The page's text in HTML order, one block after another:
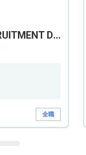
THE REPULSE BAY RECRUITMENT DAY 淺水灣影灣園人才招聘會
全職